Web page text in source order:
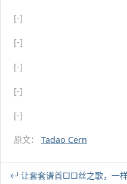
[-]
[-]
[-]
[-]
[-]
原文： Tadao Cern
让套套谱首□□丝之歌，一